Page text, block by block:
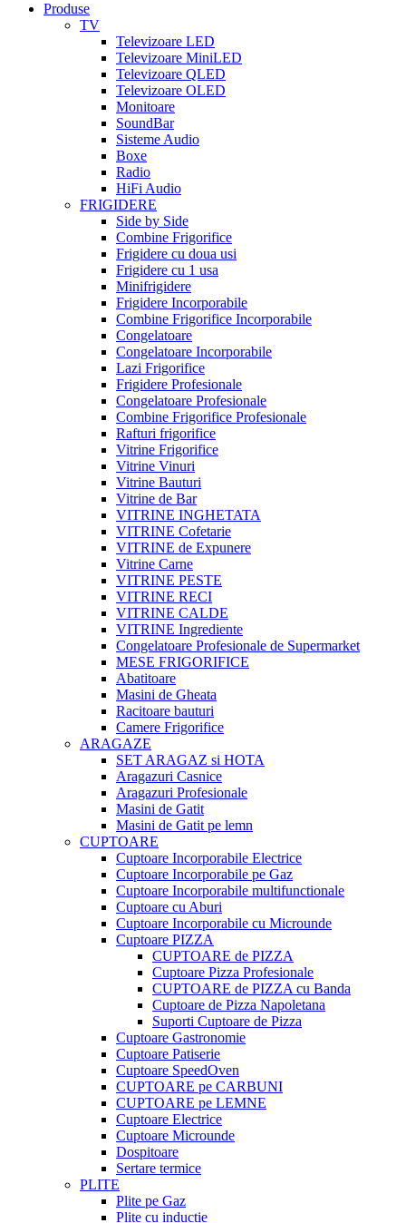
Produse
TV
Televizoare LED
Televizoare MiniLED
Televizoare QLED
Televizoare OLED
Monitoare
SoundBar
Sisteme Audio
Boxe
Radio
HiFi Audio
FRIGIDERE
Side by Side
Combine Frigorifice
Frigidere cu doua usi
Frigidere cu 1 usa
Minifrigidere
Frigidere Incorporabile
Combine Frigorifice Incorporabile
Congelatoare
Congelatoare Incorporabile
Lazi Frigorifice
Frigidere Profesionale
Congelatoare Profesionale
Combine Frigorifice Profesionale
Rafturi frigorifice
Vitrine Frigorifice
Vitrine Vinuri
Vitrine Bauturi
Vitrine de Bar
VITRINE INGHETATA
VITRINE Cofetarie
VITRINE de Expunere
Vitrine Carne
VITRINE PESTE
VITRINE RECI
VITRINE CALDE
VITRINE Ingrediente
Congelatoare Profesionale de Supermarket
MESE FRIGORIFICE
Abatitoare
Masini de Gheata
Racitoare bauturi
Camere Frigorifice
ARAGAZE
SET ARAGAZ si HOTA
Aragazuri Casnice
Aragazuri Profesionale
Masini de Gatit
Masini de Gatit pe lemn
CUPTOARE
Cuptoare Incorporabile Electrice
Cuptoare Incorporabile pe Gaz
Cuptoare Incorporabile multifunctionale
Cuptoare cu Aburi
Cuptoare Incorporabile cu Microunde
Cuptoare PIZZA
CUPTOARE de PIZZA
Cuptoare Pizza Profesionale
CUPTOARE de PIZZA cu Banda
Cuptoare de Pizza Napoletana
Suporti Cuptoare de Pizza
Cuptoare Gastronomie
Cuptoare Patiserie
Cuptoare SpeedOven
CUPTOARE pe CARBUNI
CUPTOARE pe LEMNE
Cuptoare Electrice
Cuptoare Microunde
Dospitoare
Sertare termice
PLITE
Plite pe Gaz
Plite cu inductie